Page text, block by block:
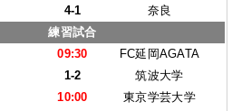
4-1
奈良
練習試合
09:30
FC延岡AGATA
1-2
筑波大学
10:00
東京学芸大学